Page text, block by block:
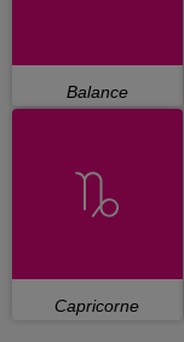
Balance
Capricorne